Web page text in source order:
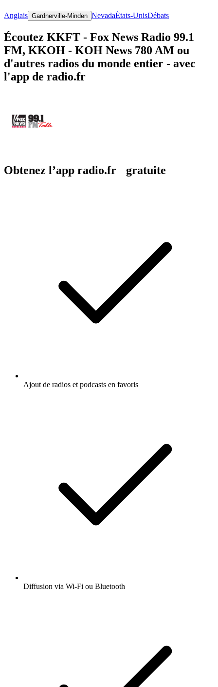
Anglais Gardnerville-Minden NevadaÉtats-UnisDébats
Écoutez KKFT - Fox News Radio 99.1
FM, KKOH - KOH News 780 AM ou
d'autres radios du monde entier - avec
l'app de radio.fr
Obtenez l’app radio.fr gratuite
Ajout de radios et podcasts en favoris
Diffusion via Wi-Fi ou Bluetooth